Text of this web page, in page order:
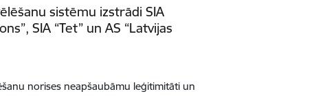
sistēmu izstrādi SIA
SIA “Tet” un AS “Latvijas
norises neapšaubāmu leģitimitāti un